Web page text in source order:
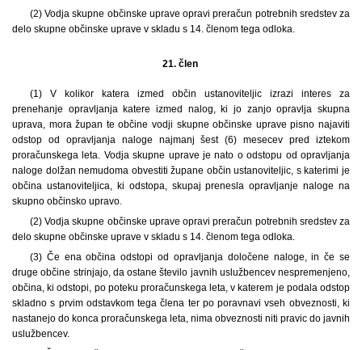
(2) Vodja skupne občinske uprave opravi preračun potrebnih sredstev za
delo skupne občinske uprave v skladu s 14. členom tega odloka.
21. člen
(1)
V kolikor katera izmed občin ustanoviteljic izrazi interes za
prenehanje opravljanja katere izmed nalog, ki jo zanjo opravlja skupna
uprava, mora župan te občine vodji skupne občinske uprave pisno najaviti
odstop od opravljanja naloge najmanj šest (6) mesecev pred iztekom
proračunskega leta. Vodja skupne uprave je nato o odstopu od opravljanja
naloge dolžan nemudoma obvestiti župane občin ustanoviteljic, s katerimi je
občina ustanoviteljica, ki odstopa, skupaj prenesla opravljanje naloge na
skupno občinsko upravo.
(2) Vodja skupne občinske uprave opravi preračun potrebnih sredstev za
delo skupne občinske uprave v skladu s 14. členom tega odloka.
(3) Če ena občina odstopi od opravljanja določene naloge, in če se
druge občine strinjajo, da ostane število javnih uslužbencev nespremenjeno,
občina, ki odstopi, po poteku proračunskega leta, v katerem je podala odstop
skladno s prvim odstavkom tega člena ter po poravnavi vseh obveznosti, ki
nastanejo do konca proračunskega leta, nima obveznosti niti pravic do javnih
uslužbencev.